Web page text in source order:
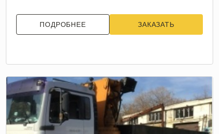
ПОДРОБНЕЕ ЗАКАЗАТЬ